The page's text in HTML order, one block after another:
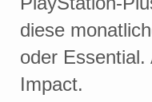
diese
oder
Impact.